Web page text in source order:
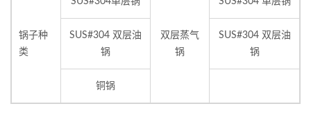
锅子种
类
双层蒸气
锅
SUS#304 双层油
锅
SUS#304 双层油
锅
铜锅